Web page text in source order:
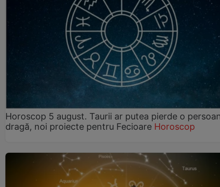
Horoscop 5 august. Taurii ar putea pierde o
dragă, noi proiecte pentru Fecioare Horoscop